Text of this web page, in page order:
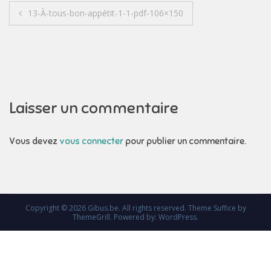
Navigation
13-À-tous-bon-appétit-1-1-pdf-106×150
Laisser un commentaire
Vous devez vous connecter pour publier un commentaire.
Copyright © 2026 Gibus.be. All rights reserved. Theme Suffice by
ThemeGrill. Powered by: WordPress.